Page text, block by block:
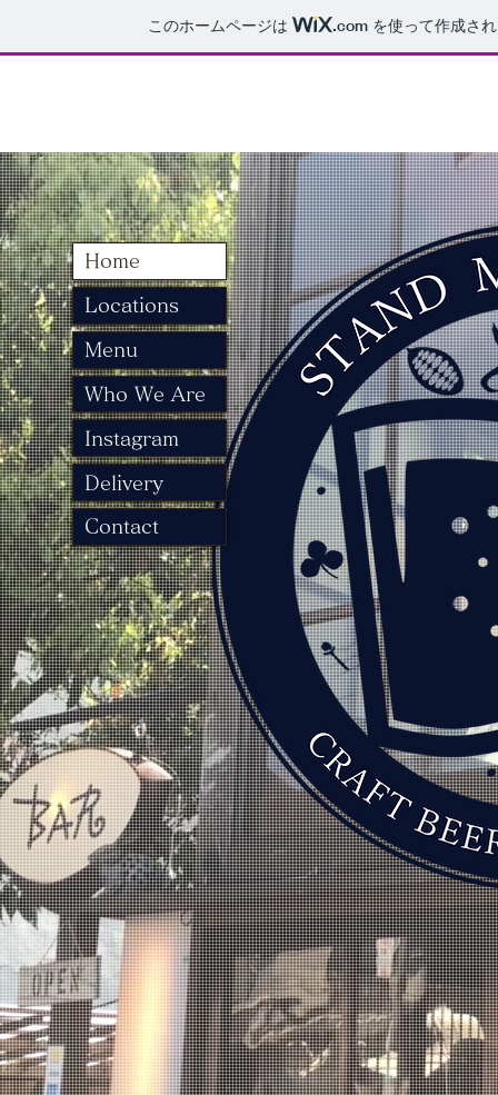
このホームページは .com を使って作成さ
Home
Locations
Menu
Who We Are
Instagram
Delivery
Contact